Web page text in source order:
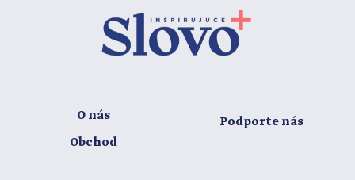
O nás
Obchod
Podporte nás